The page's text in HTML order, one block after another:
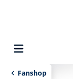
springen
Fanshop